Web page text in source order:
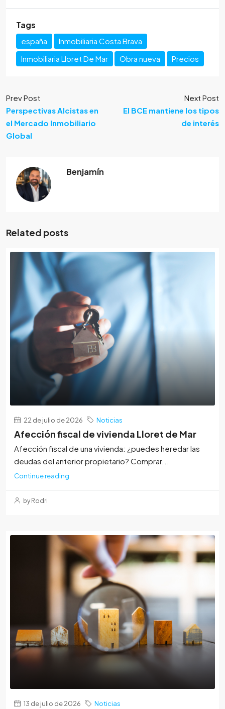
Tags
españa
Inmobiliaria Costa Brava
Inmobiliaria Lloret De Mar
Obra nueva Precios
Prev Post
Perspectivas Alcistas en
el Mercado Inmobiliario
Global
Next Post
El BCE mantiene los tipos
de interés
Benjamín
Related posts
22 de julio de 2026 Noticias
Afección fiscal de vivienda Lloret de Mar
Afección fiscal de una vivienda: ¿puedes heredar las
deudas del anterior propietario? Comprar...
Continue reading
by Rodri
13 de julio de 2026 Noticias